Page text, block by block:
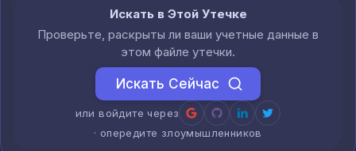
Искать в Этой Утечке
Проверьте, раскрыты ли ваши учетные данные в
этом файле утечки.
Искать Сейчас
или войдите через
· опередите злоумышленников